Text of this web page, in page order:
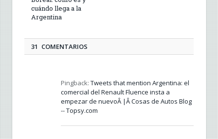
cuándo llega a la
Argentina
31 COMENTARIOS
Pingback: Tweets that mention Argentina: el
comercial del Renault Fluence insta a
empezar de nuevoÂ |Â Cosas de Autos Blog
-- Topsy.com